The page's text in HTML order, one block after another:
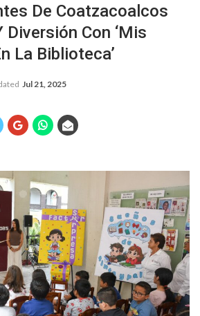
De Coatzacoalcos
Con ‘Mis
La Biblioteca’
Jul 21, 2025